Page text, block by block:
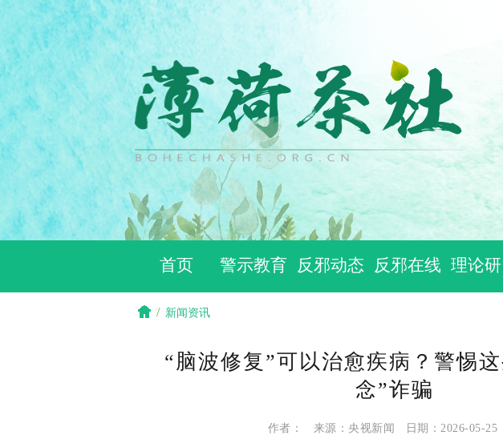
首页 警示教育 反邪动态 反邪在线 理论
/ 新闻资讯
“脑波修复”可以治愈疾病？警惕
念”诈骗
作者： 来源：央视新闻 日期：2026-05-25